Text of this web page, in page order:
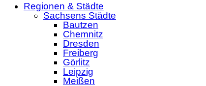
Regionen & Städte
Sachsens Städte
Bautzen
Chemnitz
Dresden
Freiberg
Görlitz
Leipzig
Meißen